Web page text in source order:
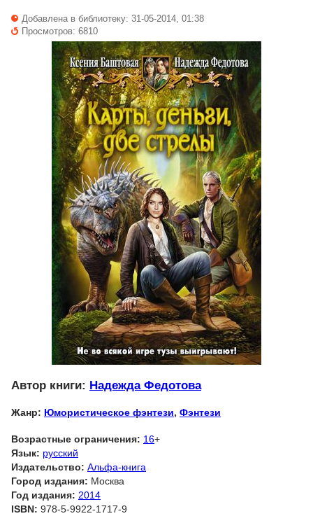
Добавлена в библиотеку: 31-05-2014, 01:38
Просмотров: 6810
Автор книги: Надежда Федотова
Жанр: Юмористическое фэнтези, Фэнтези
Возрастные ограничения: 16+
Язык: русский
Издательство: Альфа-книга
Город издания: Москва
Год издания: 2014
ISBN: 978-5-9922-1717-9